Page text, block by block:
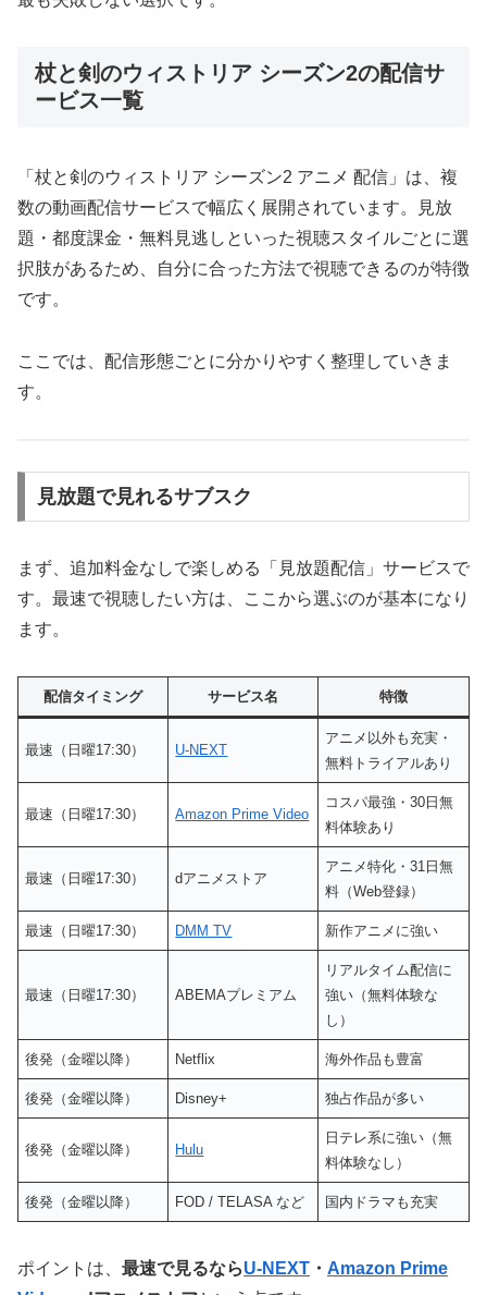
杖と剣のウィストリア シーズン2の配信サ
ービス一覧
「杖と剣のウィストリア シーズン2 アニメ 配信」は、複
数の動画配信サービスで幅広く展開されています。見放
題・都度課金・無料見逃しといった視聴スタイルごとに選
択肢があるため、自分に合った方法で視聴できるのが特徴
です。
ここでは、配信形態ごとに分かりやすく整理していきま
す。
見放題で見れるサブスク
まず、追加料金なしで楽しめる「見放題配信」サービスで
す。最速で視聴したい方は、ここから選ぶのが基本になり
ます。
配信タイミング サービス名 特徴
最速（日曜17:30） U-NEXT
アニメ以外も充実・
無料トライアルあり
最速（日曜17:30） Amazon Prime Video
コスパ最強・30日無
料体験あり
最速（日曜17:30） dアニメストア
アニメ特化・31日無
料（Web登録）
最速（日曜17:30） DMM TV 新作アニメに強い
最速（日曜17:30） ABEMAプレミアム
リアルタイム配信に
強い（無料体験な
し）
後発（金曜以降） Netflix 海外作品も豊富
後発（金曜以降） Disney+ 独占作品が多い
後発（金曜以降） Hulu
日テレ系に強い（無
料体験なし）
後発（金曜以降） FOD / TELASA など 国内ドラマも充実
ポイントは、 最速で見るならU-NEXT ・ Amazon Prime